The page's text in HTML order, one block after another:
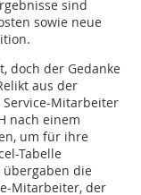
sind
sowie neue
doch der Gedanke
aus der
Service-Mitarbeiter
nach einem
um für ihre
Tabelle
übergaben die
Mitarbeiter, der